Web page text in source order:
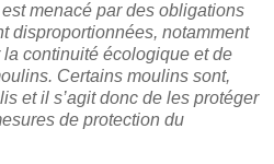
menacé par des obligations
disproportionnées, notamment
la continuité écologique et de
Certains moulins sont,
et il s’agit donc de les protéger
de protection du